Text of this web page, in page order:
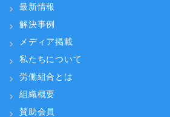
最新情報
解決事例
メディア掲載
私たちについて
労働組合とは
組織概要
賛助会員